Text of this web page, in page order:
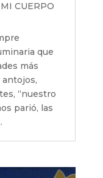
MI CUERPO
que
más
“nuestro
parió, las